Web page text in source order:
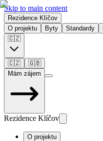
Skip to main content
Rezidence Klíčov
O projektu
Byty Standardy
🇨🇿
🇨🇿
🇬🇧
Mám zájem
Rezidence Klíčov
O projektu